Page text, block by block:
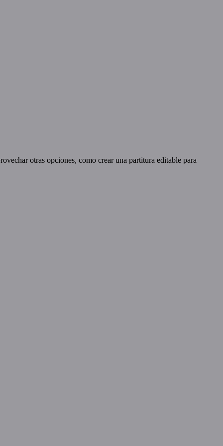
otras opciones, como crear una partitura editable para